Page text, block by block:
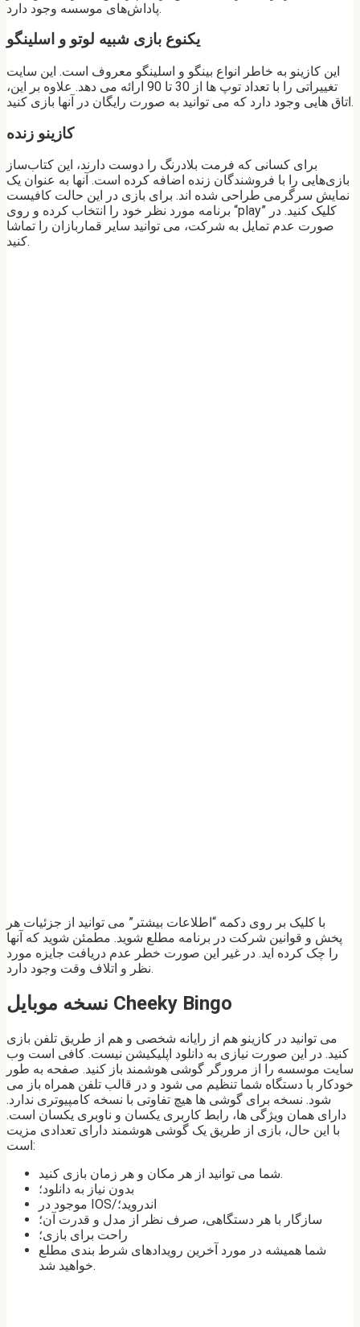
پاداش‌های موسسه وجود دارد.
یکنوع بازی شبیه لوتو و اسلینگو
این کازینو به خاطر انواع بینگو و اسلینگو معروف است. این سایت
تغییراتی را با تعداد توپ ها از 30 تا 90 ارائه می دهد. علاوه بر این،
اتاق هایی وجود دارد که می توانید به صورت رایگان در آنها بازی کنید.
کازینو زنده
برای کسانی که فرمت بلادرنگ را دوست دارند، این کتاب‌ساز
بازی‌هایی را با فروشندگان زنده اضافه کرده است. آنها به عنوان یک
نمایش سرگرمی طراحی شده اند. برای بازی در این حالت کافیست
برنامه مورد نظر خود را انتخاب کرده و روی “play” کلیک کنید. در
صورت عدم تمایل به شرکت، می توانید سایر قماربازان را تماشا
کنید.
با کلیک بر روی دکمه “اطلاعات بیشتر” می توانید از جزئیات هر
پخش و قوانین شرکت در برنامه مطلع شوید. مطمئن شوید که آنها
را چک کرده اید. در غیر این صورت خطر عدم دریافت جایزه مورد
نظر و اتلاف وقت وجود دارد.
نسخه موبایل Cheeky Bingo
می توانید در کازینو هم از رایانه شخصی و هم از طریق تلفن بازی
کنید. در این صورت نیازی به دانلود اپلیکیشن نیست. کافی است وب
سایت موسسه را از مرورگر گوشی هوشمند باز کنید. صفحه به طور
خودکار با دستگاه شما تنظیم می شود و در قالب تلفن همراه باز می
شود. نسخه برای گوشی ها هیچ تفاوتی با نسخه کامپیوتری ندارد.
دارای همان ویژگی ها، رابط کاربری یکسان و ناوبری یکسان است.
با این حال، بازی از طریق یک گوشی هوشمند دارای تعدادی مزیت
است:
شما می توانید از هر مکان و هر زمان بازی کنید.
بدون نیاز به دانلود؛
موجود در IOS/اندروید؛
سازگار با هر دستگاهی، صرف نظر از مدل و قدرت آن؛
راحت برای بازی؛
شما همیشه در مورد آخرین رویدادهای شرط بندی مطلع
خواهید شد.